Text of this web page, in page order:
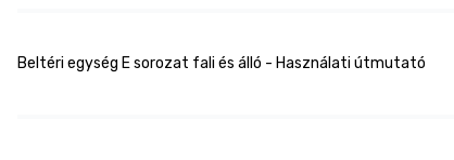
Beltéri egység E sorozat fali és álló - Használati útmutató